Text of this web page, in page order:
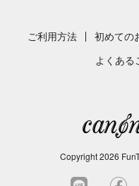
発表会
新沢としひこ
採用情報
サイトマップ
ご利用方法 初めての
よくある
Copyright2026